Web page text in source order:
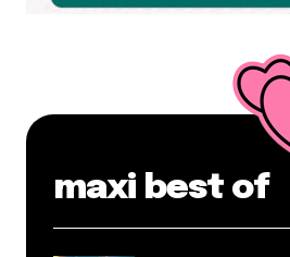
maxi best of